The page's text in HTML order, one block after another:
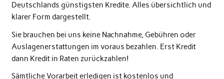
Deutschlands günstigsten Kredite. Alles übersichtlich und
klarer Form dargestellt.
Sie brauchen bei uns keine Nachnahme, Gebühren oder
Auslagenerstattungen im voraus bezahlen. Erst Kredit
dann Kredit in Raten zurückzahlen!
Sämtliche Vorarbeit erledigen ist kostenlos und